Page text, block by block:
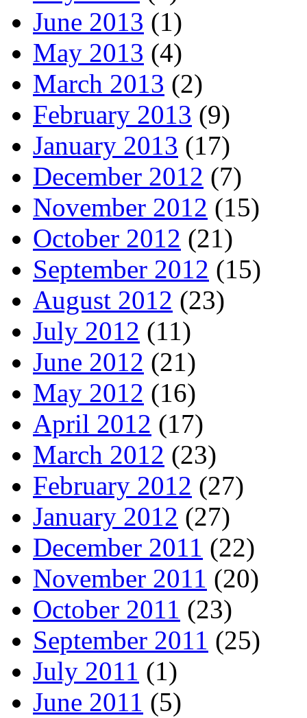
June 2013 (1)
May 2013 (4)
March 2013 (2)
February 2013 (9)
January 2013 (17)
December 2012 (7)
November 2012 (15)
October 2012 (21)
September 2012 (15)
August 2012 (23)
July 2012 (11)
June 2012 (21)
May 2012 (16)
April 2012 (17)
March 2012 (23)
February 2012 (27)
January 2012 (27)
December 2011 (22)
November 2011 (20)
October 2011 (23)
September 2011 (25)
July 2011 (1)
June 2011 (5)